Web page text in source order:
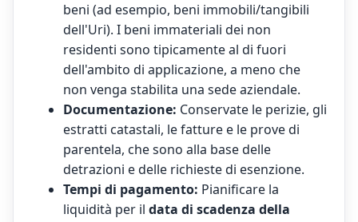
beni (ad esempio, beni immobili/tangibili
dell'Uri). I beni immateriali dei non
residenti sono tipicamente al di fuori
dell'ambito di applicazione, a meno che
non venga stabilita una sede aziendale.
Documentazione: Conservate le perizie, gli
estratti catastali, le fatture e le prove di
parentela, che sono alla base delle
detrazioni e delle richieste di esenzione.
Tempi di pagamento: Pianificare la
liquidità per il data di scadenza della